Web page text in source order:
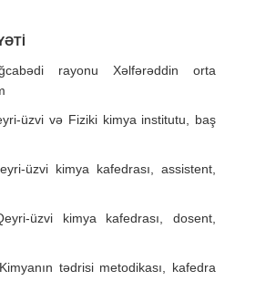
rayonu Xəlfərəddin orta
üzvi və Fiziki kimya institutu, baş
üzvi kimya kafedrası, assistent,
üzvi kimya kafedrası, dosent,
tədrisi metodikası, kafedra